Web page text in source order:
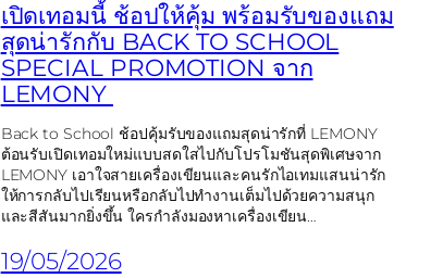
เปิดเทอมนี้ ช้อปให้คุ้ม พร้อมรับของแถม
สุดน่ารักกับ BACK TO SCHOOL
SPECIAL PROMOTION จาก
LEMONY
Back to School ช้อปคุ้มรับของแถมสุดน่ารักที่ LEMONY
ต้อนรับเปิดเทอมใหม่แบบสดใสไปกับโปรโมชันสุดพิเศษจาก
LEMONY เอาใจสายเครื่องเขียนและคนรักไอเทมแสนน่ารัก
ให้การกลับไปเรียนหรือกลับไปทำงานเต็มไปด้วยความสนุก
และสีสันมากยิ่งขึ้น ใครกำลังมองหาเครื่องเขียน…
19/05/2026